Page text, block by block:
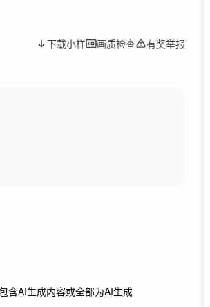
下载小样 画质检查 有奖举报
含AI生成内容或全部为AI生成